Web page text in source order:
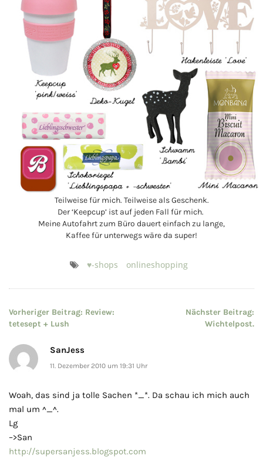
Teilweise für mich. Teilweise als Geschenk.
Der ‘Keepcup’ ist auf jeden Fall für mich.
Meine Autofahrt zum Büro dauert einfach zu lange,
Kaffee für unterwegs wäre da super!
♥-shops onlineshopping
Beitragsnavigation
Vorheriger Beitrag: Review:
tetesept + Lush
Nächster Beitrag:
Wichtelpost.
SanJess
11. Dezember 2010 um 19:31 Uhr
Woah, das sind ja tolle Sachen *_*. Da schau ich mich auch
mal um ^_^.
Lg
–>San
http://supersanjess.blogspot.com